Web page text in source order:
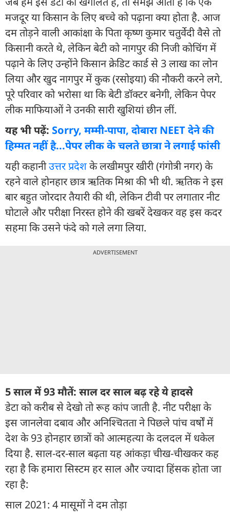
मजदूर या किसान के लिए बच्चे को पढ़ाना क्या होता है. आज
दम तोड़ने वाली आकांक्षा के पिता कृष्ण कुमार चतुर्वेदी वैसे तो
किसानी करते थे, लेकिन बेटी को नागपुर की निजी कोचिंग में
पढ़ाने के लिए उन्होंने किसान क्रेडिट कार्ड से 3 लाख का लोन
लिया और खुद नागपुर में कुक (रसोइया) की नौकरी करने लगे.
पूरे परिवार को भरोसा था कि बेटी डॉक्टर बनेगी, लेकिन पेपर
लीक माफियाओं ने उनकी सारी खुशियां छीन लीं.
यह भी पढ़ें: Sorry, मम्मी-पापा, दोबारा NEET देने की
हिम्मत नहीं है...पेपर लीक के चलते छात्रा ने लगाई फांसी
यही कहानीउत्तर प्रदेशके लखीमपुर खीरी (गंगोत्री नगर) के
रहने वाले होनहार छात्र ऋतिक मिश्रा की भी थी. ऋतिक ने इस
बार बहुत जोरदार तैयारी की थी, लेकिन टीवी पर लगातार नीट
घोटाले और परीक्षा निरस्त होने की खबरें देखकर वह इस कदर
सहमा कि उसने फंदे को गले लगा लिया.
ADVERTISEMENT
5 साल में 93 मौतें: साल दर साल बढ़ रहे ये हादसे
डेटा को करीब से देखो तो रूह कांप जाती है. नीट परीक्षा के
इस जानलेवा दबाव और अनिश्चितता ने पिछले पांच वर्षों में
देश के 93 होनहार छात्रों को आत्महत्या के दलदल में धकेल
दिया है. साल-दर-साल बढ़ता यह आंकड़ा चीख-चीखकर कह
रहा है कि हमारा सिस्टम हर साल और ज्यादा हिंसक होता जा
रहा है:
साल 2021: 4 मासूमों ने दम तोड़ा